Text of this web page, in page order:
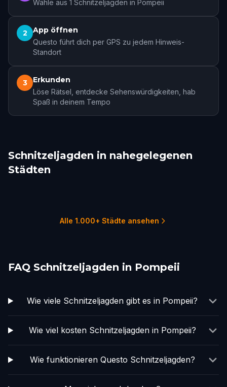
Wähle aus 1 Schnitzeljagden in Pompeii
2 App öffnen
Questo führt dich per GPS zu jedem Hinweis-
Standort
3 Erkunden
Löse Rätsel, entdecke Sehenswürdigkeiten, hab
Spaß in deinem Tempo
Schnitzeljagden in nahegelegenen
Städten
Alle 1.000+ Städte ansehen
FAQ Schnitzeljagden in Pompeii
Wie viele Schnitzeljagden gibt es in Pompeii?
Wie viel kosten Schnitzeljagden in Pompeii?
Wie funktionieren Questo Schnitzeljagden?